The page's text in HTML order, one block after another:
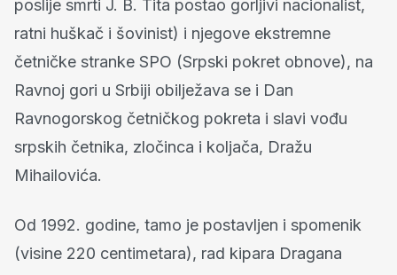
poslije smrti J. B. Tita postao gorljivi nacionalist,
ratni huškač i šovinist) i njegove ekstremne
četničke stranke SPO (Srpski pokret obnove), na
Ravnoj gori u Srbiji obilježava se i Dan
Ravnogorskog četničkog pokreta i slavi vođu
srpskih četnika, zločinca i koljača, Dražu
Mihailovića.
Od 1992. godine, tamo je postavljen i spomenik
(visine 220 centimetara), rad kipara Dragana